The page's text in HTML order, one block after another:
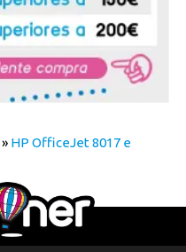
» HP OfficeJet 8017 e